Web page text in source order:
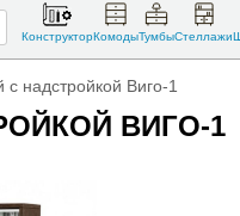
КонструкторКомодыТумбыСтеллажи
надстройкой Виго-1
ВИГО-1